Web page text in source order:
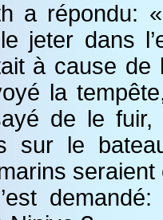
a répondu:
jeter dans
à cause
la
de le fuir,
sur le